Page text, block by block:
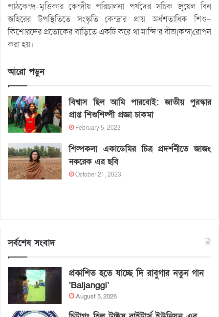
পাঠকেন্দ্র-মৃত্তিকার কেন্দ্রীয় পরিচালনা পর্ষদের সচিক জুয়েল বিন
জহিরের উপস্থিতিতে সংস্কৃতি কেন্দ্র’র প্রায় অর্ধশতাধিক শিশু-
কিশোরদের প্রত্যেকের বাড়িতে একটি করে থা.মান্দি’র বীজ(কন্দ)রোপন
করা হয়।
আরো পড়ুন
বিশ্বাস ছিল আমি পারবোই: জাতীয় পুরস্কার
প্রাপ্ত শিশুশিল্পী প্রজ্ঞা চাকমা
February 5, 2023
শিল্পকলা একাডেমির চিত্র প্রদর্শনীতে জাজং
নকরেক এর ছবি
October 21, 2023
সর্বশেষ সংবাদ
প্রকাশিত হতে যাচ্ছে দি রাবুগার নতুন গান
‘Baljanggi’
August 5, 2026